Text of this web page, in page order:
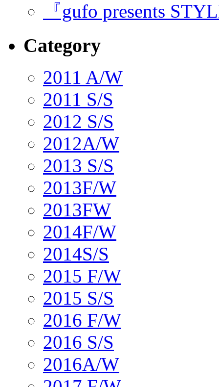
『gufo presents
Category
2011 A/W
2011 S/S
2012 S/S
2012A/W
2013 S/S
2013F/W
2013FW
2014F/W
2014S/S
2015 F/W
2015 S/S
2016 F/W
2016 S/S
2016A/W